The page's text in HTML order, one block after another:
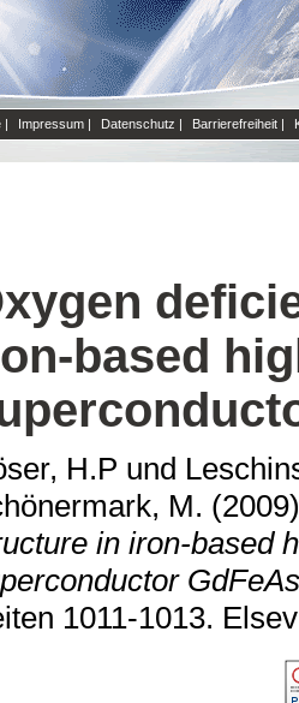
| Impressum | Datenschutz | Barrierefreiheit |
based
H.P und
M.
in iron-based
1011-1013.